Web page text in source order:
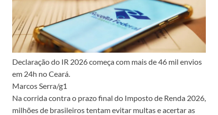
Declaração do IR 2026 começa com mais de 46 mil envios
em 24h no Ceará.
Marcos Serra/g1
Na corrida contra o prazo final do Imposto de Renda 2026,
milhões de brasileiros tentam evitar multas e acertar as